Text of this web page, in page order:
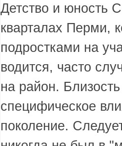
Детство и юность
кварталах Перми,
подростками на
водится, часто
на район.
специфическое
поколение.